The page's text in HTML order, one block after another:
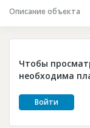
Инвестпроекты
Глоссарий
Платные услуги
Пресс-релизы
Описание объекта
Чтобы
необходима
Войти